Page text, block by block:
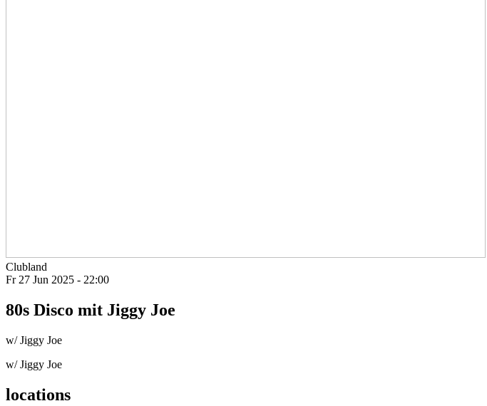
Clubland
Fr 27 Jun 2025 - 22:00
80s Disco mit Jiggy Joe
w/ Jiggy Joe
w/ Jiggy Joe
locations